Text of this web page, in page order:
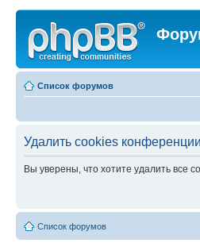
Список форумов
Удалить cookies конференции
Вы уверены, что хотите удалить все
Список форумов